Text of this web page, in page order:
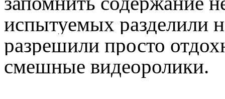
испытуемых разделили
разрешили просто
смешные видеоролики.